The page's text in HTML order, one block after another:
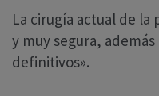
La cirugía actual de la
y muy segura,
definitivos».